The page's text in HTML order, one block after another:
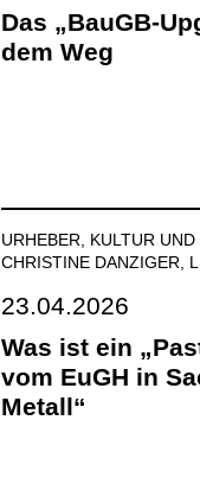
Das „BauGB-
dem Weg
URHEBER, KULTUR UND
CHRISTINE DANZIGER,
23.04.2026
Was ist ein
vom EuGH in
Metall“